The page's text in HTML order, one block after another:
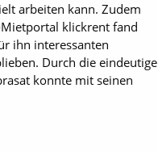
arbeiten kann. Zudem
klickrent fand
ihn interessanten
Durch die eindeutige
konnte mit seinen